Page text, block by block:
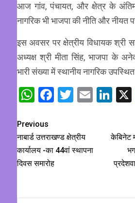
आज गांव, पंचायत, और क्षेत्र के
नागरिक भी भाजपा की नीति और नीयत
इस अवसर पर क्षेत्रीय विधायक श्री
अध्यक्ष श्री मीता सिंह, भाजपा के अनेक
भारी संख्या में स्थानीय नागरिक
WhatsApp
Facebook
Twitter
Email
Previous
नाबार्ड उत्तराखण्ड क्षेत्रीय
कार्यालय -का 44वां स्थापना
दिवस समारोह
केबिनेट